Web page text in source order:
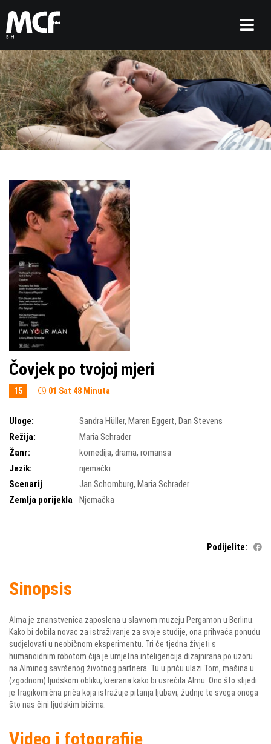
Čovjek po tvojoj mjeri
15 01 Sat 48 Minuta
Uloge: Sandra Hüller,Maren Eggert,Dan Stevens
Režija:
Maria Schrader
Žanr:
komedija,drama,romansa
Jezik:
njemački
Scenarij
Jan Schomburg,Maria Schrader
Zemlja porijekla
Njemačka
Podijelite:
Sinopsis
Alma je znanstvenica zaposlena u slavnom muzeju Pergamon u Berlinu.
Kako bi dobila novac za istraživanje za svoje studije, ona prihvaća ponudu
sudjelovati u neobičnom eksperimentu. Tri će tjedna živjeti s
humanoidnim robotom čija je umjetna inteligencija dizajnirana po uzoru
na Alminog savršenog životnog partnera. Tu u priču ulazi Tom, mašina u
(zgodnom) ljudskom obliku, kreirana kako bi usrećila Almu. Ono što slijedi
je tragikomična priča koja istražuje pitanja ljubavi, žudnje te svega onoga
što nas čini ljudskim bićima.
Video i fotografije